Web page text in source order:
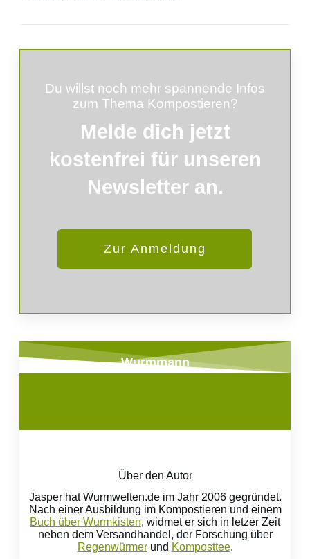
Du willst noch mehr spannende Infos
zum Thema Kompostieren?
Melde dich jetzt
kostenfrei für unseren
Newsletter an.
Zur Anmeldung
Wurmmann
Über den Autor
Jasper hat Wurmwelten.de im Jahr 2006 gegründet.
Nach einer Ausbildung im Kompostieren und einem
Buch über Wurmkisten, widmet er sich in letzer Zeit
neben dem Versandhandel, der Forschung über
Regenwürmerund Komposttee.